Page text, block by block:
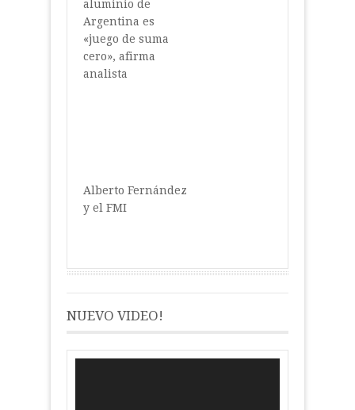
aluminio de
Argentina es
«juego de suma
cero», afirma
analista
Alberto Fernández
y el FMI
NUEVO VIDEO!